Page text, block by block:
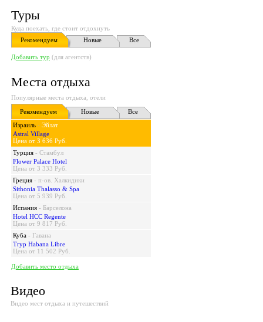
Туры
Куда поехать, где стоит отдохнуть
Рекомендуем
Новые Все
Добавить тур (для агентств)
Места отдыха
Популярные места отдыха, отели
Рекомендуем
Новые
Все
Израиль - Эйлат
Astral Village
Цена от 3 636 Руб.
Турция - Стамбул
Flower Palace Hotel
Цена от 3 333 Руб.
Греция - п-ов. Халкидики
Sithonia Thalasso & Spa
Цена от 5 939 Руб.
Испания - Барселона
Hotel HCC Regente
Цена от 9 817 Руб.
Куба - Гавана
Tryp Habana Libre
Цена от 11 502 Руб.
Добавить место отдыха
Видео
Видео мест отдыха и путешествий